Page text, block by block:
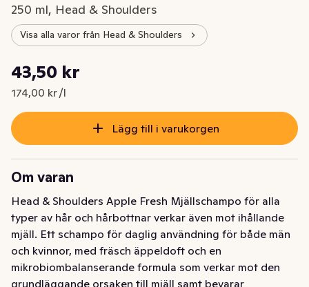
250 ml, Head & Shoulders
Visa alla varor från Head & Shoulders
Nuvarande pris är: 43,50 kr
43,50 kr
174,00 kr /l
Styckpris: 174,00 kr /l
Lägg till i varukorgen
Om varan
Head & Shoulders Apple Fresh Mjällschampo för alla
typer av hår och hårbottnar verkar även mot ihållande
mjäll. Ett schampo för daglig användning för både män
och kvinnor, med fräsch äppeldoft och en
mikrobiombalanserande formula som verkar mot den
grundläggande orsaken till mjäll samt bevarar